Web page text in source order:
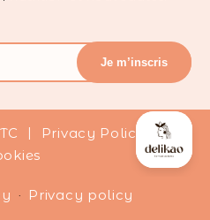
Je m’inscris
| Privacy Policy |
Privacy policy